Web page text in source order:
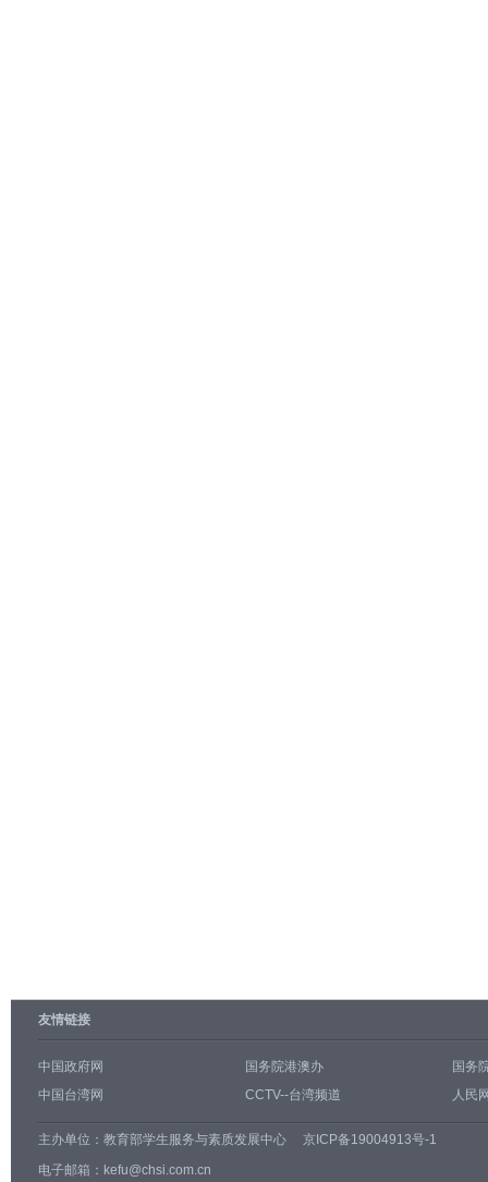
友情链接
中国政府网 国务院港澳办
国务
中国台湾网
CCTV--台湾频道 人民
主办单位： 教育部学生服务与素质发展中心
京ICP备19004913号-1
电子邮箱：kefu@chsi.com.cn